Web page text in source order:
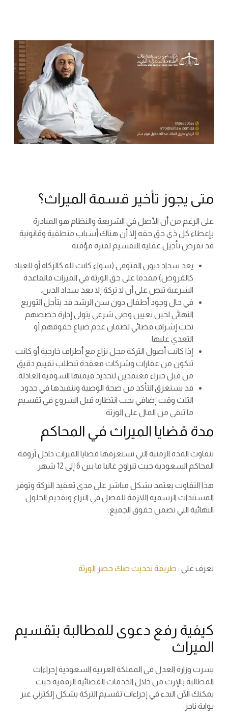
متى يجوز تأخير قسمة الميراث؟
على الرغم من أن الأصل في الشريعة والنظام هو المبادرة
بإعطاء كل ذي حق حقه إلا أن هناك أسباب منطقية وقانونية
قد تفرض تأجيل عملية التقسيم لفترة مؤقتة.
يعد سداد ديون المتوفى (سواء كانت لله كالزكاة أو للعباد
كالقروض) مقدما على حق الورثة في الميراث فالقاعدة
الشرعية تنص على أن لا تركة إلا بعد سداد الدين.
في حال وجود أطفال دون سن الرشد قد يتأجل التوزيع
النهائي لحين تعيين وصي شرعي يتولى إدارة حصصهم
تحت إشراف قضائي لضمان عدم ضياع حقوقهم أو
التعدي عليها.
إذا كانت أصول التركة محل نزاع مع أطراف خارجية أو كانت
تتكون من عقارات وشركات معقدة تتطلب تقييم دقيق
من قبل خبراء معتمدين لتحديد قيمتها السوقية العادلة.
قد يستغرق التأكد من صحة الوصية وتنفيذها في حدود
الثلث وقت إضافي يجب انتظاره قبل الشروع في تقسيم
ما تبقى من المال على الورثة.
مدة قضايا الميراث في المحاكم
تتفاوت المدة الزمنية التي تستغرقها قضايا الميراث داخل أروقة
المحاكم السعودية حيث تتراوح غالبا ما بين 6 إلى 12 شهر.
هذا التفاوت يعتمد بشكل مباشر على مدى تعقيد التركة وتوفر
المستندات الرسمية اللازمة للفصل في النزاع وتقديم الحلول
النهائية التي تضمن حقوق الجميع.
تعرف علي : طريقة تحديث صك حصر الورثة
كيفية رفع دعوى للمطالبة بتقسيم
الميراث
يسرت وزارة العدل في المملكة العربية السعودية إجراءات
المطالبة بالإرث من خلال الخدمات القضائية الرقمية حيث
يمكنك الآن البدء في إجراءات تقسيم التركة بشكل إلكترني عبر
بوابة ناجز.